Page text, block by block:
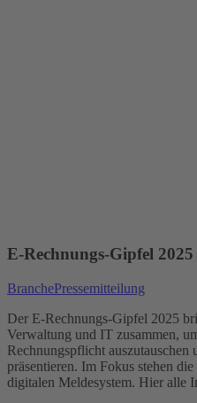
E-Rechnungs-Gipfel 2025
BranchePressemitteilung
Der E-Rechnungs-Gipfel 2025
Verwaltung und IT zusammen,
Rechnungspflicht auszutauschen
präsentieren. Im Fokus stehen
digitalen Meldesystem. Hier alle